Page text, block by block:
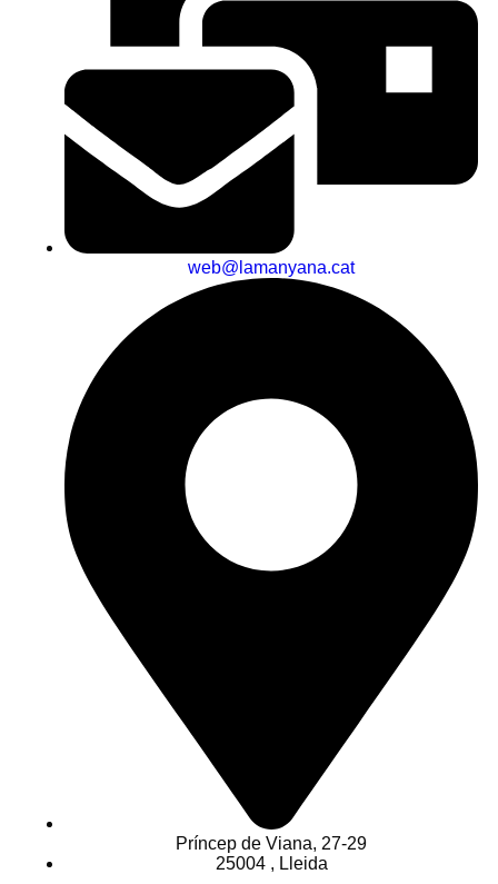
web@lamanyana.cat
Príncep de Viana, 27-29
25004 , Lleida